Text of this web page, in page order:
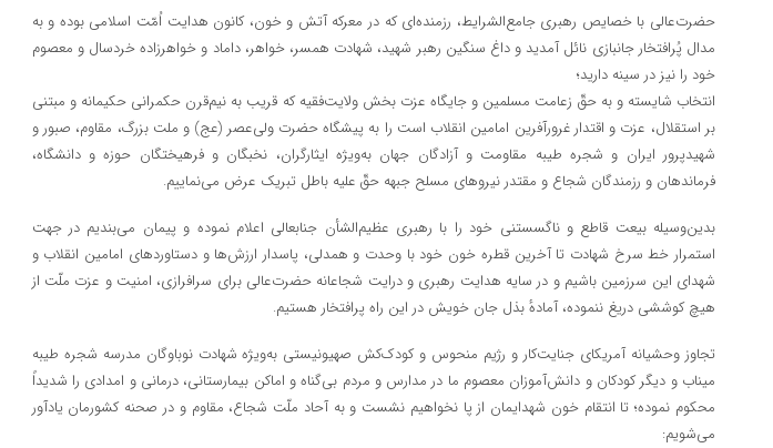
حضرت‌عالی با خصایص رهبری جامع‌الشرایط، رزمنده‌ای که در معرکه آتش و خون، کانون هدایت اُمّت اسلامی بوده و به
مدال پُرافتخار جانبازی نائل آمدید و داغ سنگین رهبر شهید، شهادت همسر، خواهر، داماد و خواهرزاده خردسال و معصوم
خود را نیز در سینه دارید؛
انتخاب شایسته و به حقّ زعامت مسلمین و جایگاه عزت بخش ولایت‌فقیه که قریب به نیم‌قرن حکمرانی حکیمانه و مبتنی
بر استقلال، عزت و اقتدار غرورآفرین امامین انقلاب است را به پیشگاه حضرت ولی‌عصر (عج) و ملت بزرگ، مقاوم، صبور و
شهیدپرور ایران و شجره طیبه مقاومت و آزادگان جهان به‌ویژه ایثارگران، نخبگان و فرهیختگان حوزه و دانشگاه،
فرماندهان و رزمندگان شجاع و مقتدر نیروهای مسلح جبهه حقّ علیه باطل تبریک عرض می‌نماییم.
بدین‌وسیله بیعت قاطع و ناگسستنی خود را با رهبری عظیم‌الشأن جنابعالی اعلام نموده و پیمان می‌بندیم در جهت
استمرار خط سرخ شهادت تا آخرین قطره خون خود با وحدت و همدلی، پاسدار ارزش‌ها و دستاوردهای امامین انقلاب و
شهدای این سرزمین باشیم و در سایه هدایت رهبری و درایت شجاعانه حضرت‌عالی برای سرافرازی، امنیت و عزت ملّت از
هیچ کوششی دریغ ننموده، آمادهٔ بذل جان خویش در این راه پرافتخار هستیم.
تجاوز وحشیانه آمریکای جنایت‌کار و رژیم منحوس و کودک‌کش صهیونیستی به‌ویژه شهادت نوباوگان مدرسه شجره طیبه
میناب و دیگر کودکان و دانش‌آموزان معصوم ما در مدارس و مردم بی‌گناه و اماکن بیمارستانی، درمانی و امدادی را شدیداً
محکوم نموده؛ تا انتقام خون شهدایمان از پا نخواهیم نشست و به آحاد ملّت شجاع، مقاوم و در صحنه کشورمان یادآور
می‌شویم: